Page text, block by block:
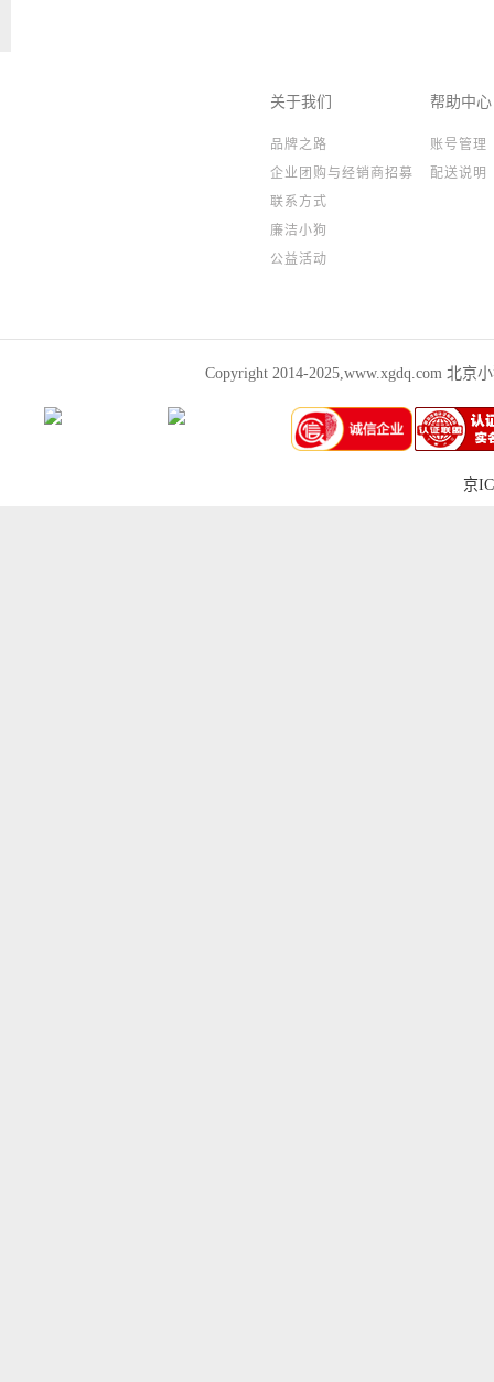
关于我们
品牌之路
企业团购与经销商招募
联系方式
廉洁小狗
公益活动
帮助中心
账号管理
配送说明
Copyright 2014-2025,www.xgdq.com 北京
京